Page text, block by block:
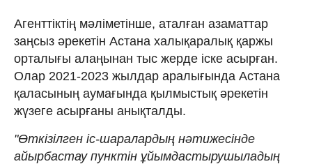
Агенттіктің мәліметінше, аталған азаматтар
заңсыз әрекетін Астана халықаралық қаржы
орталығы алаңынан тыс жерде іске асырған.
Олар 2021-2023 жылдар аралығында Астана
қаласының аумағында қылмыстық әрекетін
жүзеге асырғаны анықталды.
"Өткізілген іс-шаралардың нәтижесінде
айырбастау пунктін ұйымдастырушыладың